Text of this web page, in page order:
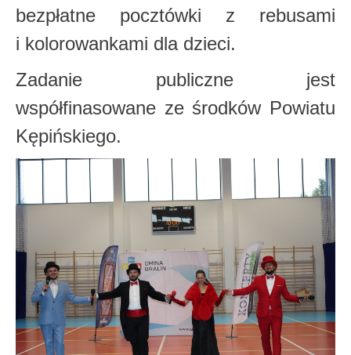
bezpłatne pocztówki z rebusami
i kolorowankami dla dzieci.
Zadanie publiczne jest
współfinasowane ze środków Powiatu
Kępińskiego.